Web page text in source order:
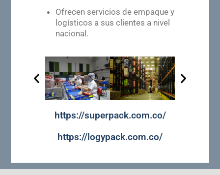
Ofrecen servicios de empaque y
logísticos a sus clientes a nivel
nacional.
Anterior
https://superpack.com.co/
https://logypack.com.co/